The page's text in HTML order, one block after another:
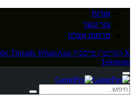
אודות
צור קשר
פרסמו אצלנו
X (טוויטר) פייסבוק Threads WhatsApp
Telegram